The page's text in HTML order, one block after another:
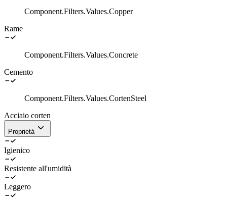
Component.Filters.Values.Copper
Rame
Component.Filters.Values.Concrete
Cemento
Component.Filters.Values.CortenSteel
Acciaio corten
Proprietà
Igienico
Resistente all'umidità
Leggero